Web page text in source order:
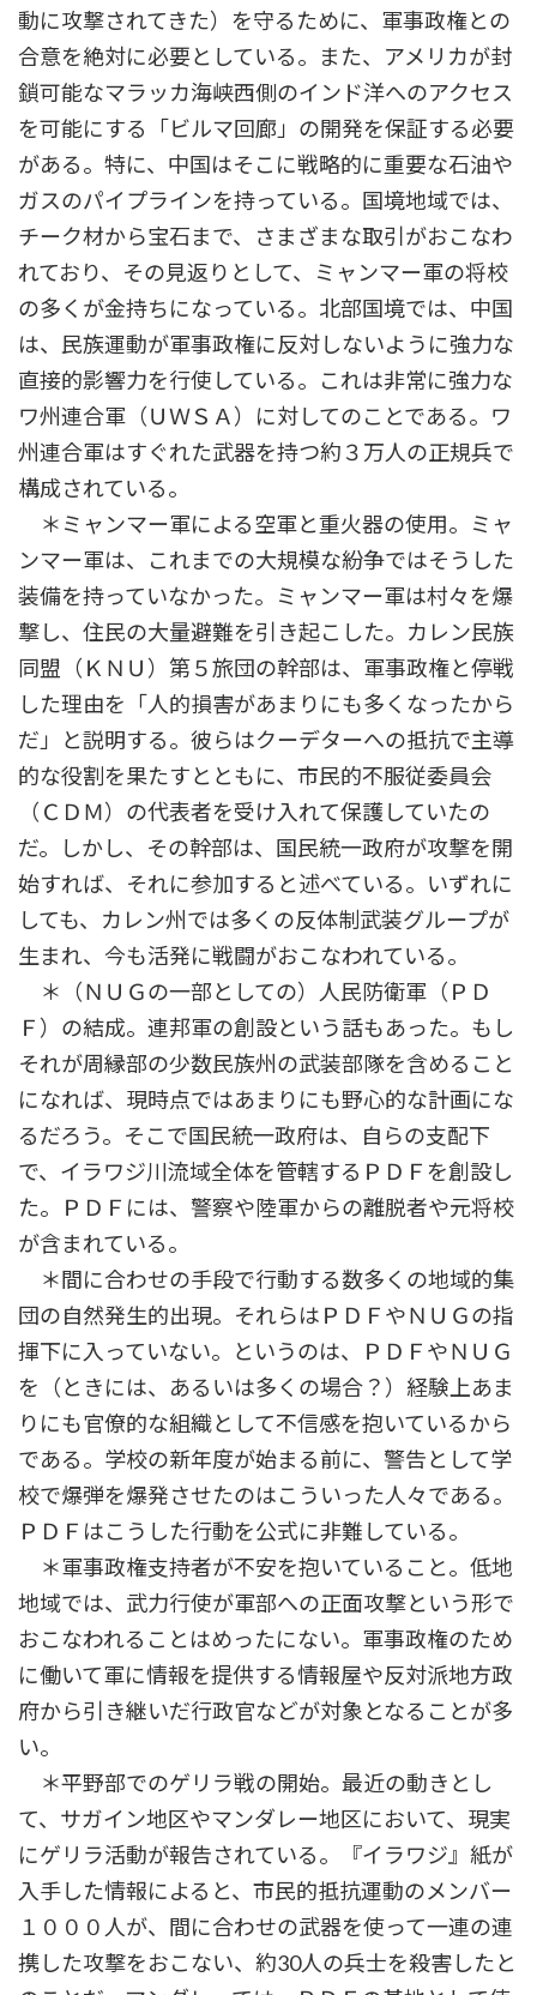
動に攻撃されてきた）を守るために、軍事政権との
合意を絶対に必要としている。また、アメリカが封
鎖可能なマラッカ海峡西側のインド洋へのアクセス
を可能にする「ビルマ回廊」の開発を保証する必要
がある。特に、中国はそこに戦略的に重要な石油や
ガスのパイプラインを持っている。国境地域では、
チーク材から宝石まで、さまざまな取引がおこなわ
れており、その見返りとして、ミャンマー軍の将校
の多くが金持ちになっている。北部国境では、中国
は、民族運動が軍事政権に反対しないように強力な
直接的影響力を行使している。これは非常に強力な
ワ州連合軍（ＵＷＳＡ）に対してのことである。ワ
州連合軍はすぐれた武器を持つ約３万人の正規兵で
構成されている。
＊ミャンマー軍による空軍と重火器の使用。ミャ
ンマー軍は、これまでの大規模な紛争ではそうした
装備を持っていなかった。ミャンマー軍は村々を爆
撃し、住民の大量避難を引き起こした。カレン民族
同盟（ＫＮＵ）第５旅団の幹部は、軍事政権と停戦
した理由を「人的損害があまりにも多くなったから
だ」と説明する。彼らはクーデターへの抵抗で主導
的な役割を果たすとともに、市民的不服従委員会
（ＣＤＭ）の代表者を受け入れて保護していたの
だ。しかし、その幹部は、国民統一政府が攻撃を開
始すれば、それに参加すると述べている。いずれに
しても、カレン州では多くの反体制武装グループが
生まれ、今も活発に戦闘がおこなわれている。
＊（ＮＵＧの一部としての）人民防衛軍（ＰＤ
Ｆ）の結成。連邦軍の創設という話もあった。もし
それが周縁部の少数民族州の武装部隊を含めること
になれば、現時点ではあまりにも野心的な計画にな
るだろう。そこで国民統一政府は、自らの支配下
で、イラワジ川流域全体を管轄するＰＤＦを創設し
た。ＰＤＦには、警察や陸軍からの離脱者や元将校
が含まれている。
＊間に合わせの手段で行動する数多くの地域的集
団の自然発生的出現。それらはＰＤＦやＮＵＧの指
揮下に入っていない。というのは、ＰＤＦやＮＵＧ
を（ときには、あるいは多くの場合？）経験上あま
りにも官僚的な組織として不信感を抱いているから
である。学校の新年度が始まる前に、警告として学
校で爆弾を爆発させたのはこういった人々である。
ＰＤＦはこうした行動を公式に非難している。
＊軍事政権支持者が不安を抱いていること。低地
地域では、武力行使が軍部への正面攻撃という形で
おこなわれることはめったにない。軍事政権のため
に働いて軍に情報を提供する情報屋や反対派地方政
府から引き継いだ行政官などが対象となることが多
い。
＊平野部でのゲリラ戦の開始。最近の動きとし
て、サガイン地区やマンダレー地区において、現実
にゲリラ活動が報告されている。『イラワジ』紙が
入手した情報によると、市民的抵抗運動のメンバー
１０００人が、間に合わせの武器を使って一連の連
携した攻撃をおこない、約30人の兵士を殺害したと